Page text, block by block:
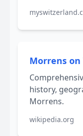
Morrens on
history,
Morrens.
wikipedia.org